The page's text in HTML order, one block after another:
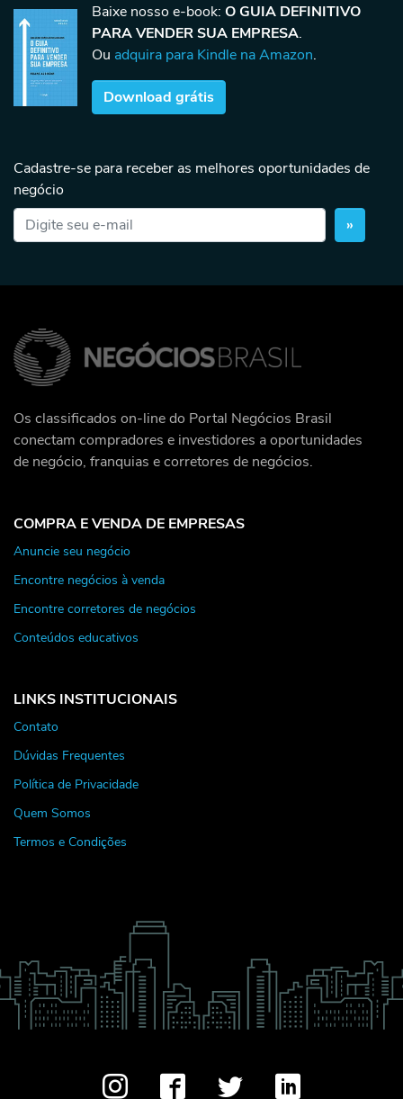
Baixe nosso e-book: O GUIA DEFINITIVO
PARA VENDER SUA EMPRESA.
Ou adquira para Kindle na Amazon.
Download grátis
Cadastre-se para receber as melhores oportunidades de
negócio
»
Os classificados on-line do Portal Negócios Brasil
conectam compradores e investidores a oportunidades
de negócio, franquias e corretores de negócios.
COMPRA E VENDA DE EMPRESAS
Anuncie seu negócio
Encontre negócios à venda
Encontre corretores de negócios
Conteúdos educativos
LINKS INSTITUCIONAIS
Contato
Dúvidas Frequentes
Política de Privacidade
Quem Somos
Termos e Condições